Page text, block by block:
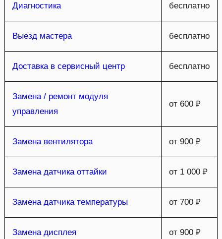
Диагностика бесплатно
Выезд мастера бесплатно
Доставка в сервисный центр бесплатно
Замена / ремонт модуля
управления
от 600 ₽
Замена вентилятора от 900 ₽
Замена датчика оттайки от 1 000 ₽
Замена датчика температуры от 700 ₽
Замена дисплея от 900 ₽